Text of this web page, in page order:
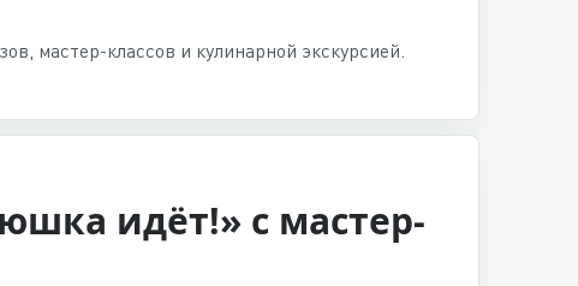
мастер-классов и кулинарной экскурсией.
идёт!» с мастер-